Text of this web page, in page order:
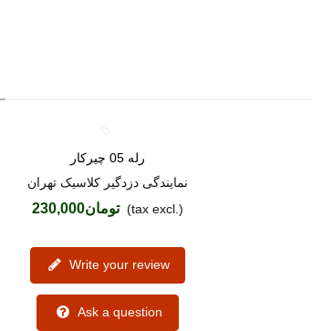
Love رله 05 چیرکار
نمایندگی دزدگیر کلاسیک تهران
تومان230,000 (tax excl.)
Write your review
Ask a question